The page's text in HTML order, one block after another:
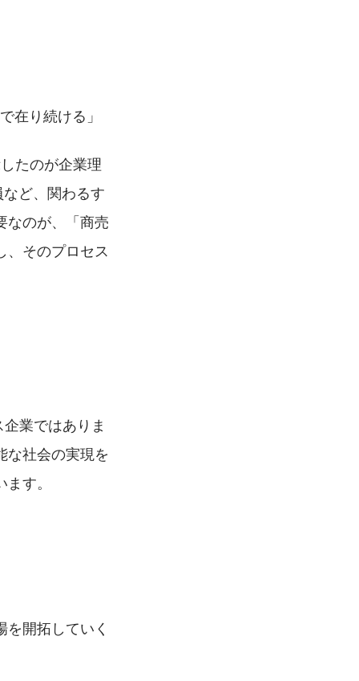
在り続ける」
たのが企業理
ど、関わるす
なのが、「商売
、そのプロセス
業ではありま
な社会の実現を
す。
開拓していく